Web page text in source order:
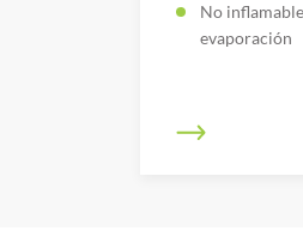
No
evaporación